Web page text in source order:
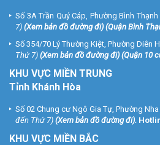
Số 3A Trần Quý Cáp, Phường Bình Thạnh
7) (Xem bản đồ đường đi) (Quận Bình
Số 354/70 Lý Thường Kiệt, Phường Diên
Thứ 7) (Xem bản đồ đường đi) (Quận 10
KHU VỰC MIỀN TRUNG
Tỉnh Khánh Hòa
Số 02 Chung cư Ngô Gia Tự, Phường Nha
đến Thứ 7) (Xem bản đồ đường đi).
KHU VỰC MIỀN BẮC